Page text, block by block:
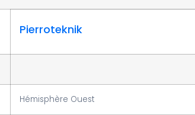
Pierroteknik
Hémisphère Ouest